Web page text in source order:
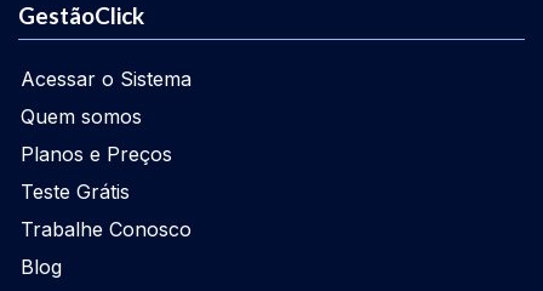
GestãoClick
Acessar o Sistema
Quem somos
Planos e Preços
Teste Grátis
Trabalhe Conosco
Blog